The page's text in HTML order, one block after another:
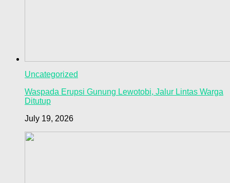
Uncategorized
Waspada Erupsi Gunung Lewotobi, Jalur Lintas Warga
Ditutup
July 19, 2026